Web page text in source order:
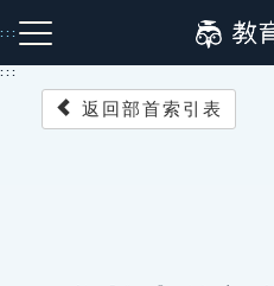
到
主
:::
:::
返回部首索引表